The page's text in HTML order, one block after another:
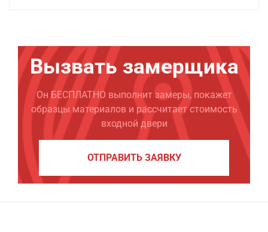
Вызвать замерщика
Он БЕСПЛАТНО выполнит замеры, покажет
образцы материалов и рассчитает стоимость
входной двери
ОТПРАВИТЬ ЗАЯВКУ